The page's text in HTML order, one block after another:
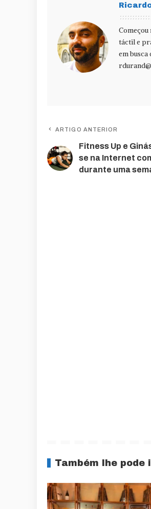
táctil e
em
ARTIGO ANTERIOR
Fitness Up e
se na Internet
durante uma
Também lhe pode